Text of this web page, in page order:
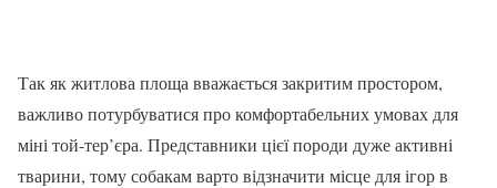
Так як житлова площа вважається закритим простором,
важливо потурбуватися про комфортабельних умовах для
міні той-тер’єра. Представники цієї породи дуже активні
тварини, тому собакам варто відзначити місце для ігор в